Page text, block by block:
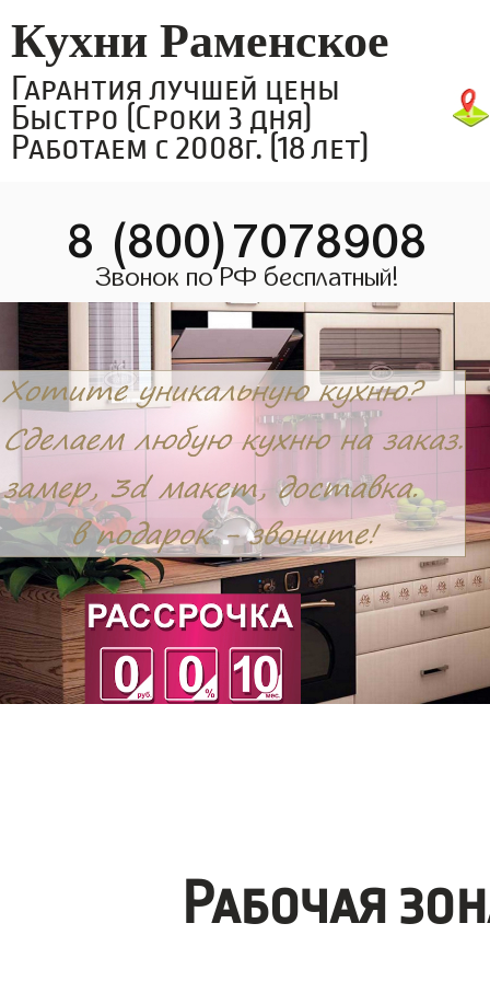
Кухни Раменское
Гарантия лучшей цены
Быстро (Сроки 3 дня)
Работаем с 2008г. (18 лет)
8 (800)7078908
Звонок по РФ бесплатный!
Рабочая